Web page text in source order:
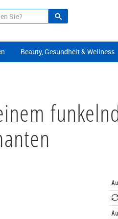
Beauty, Gesundheit & Wellness